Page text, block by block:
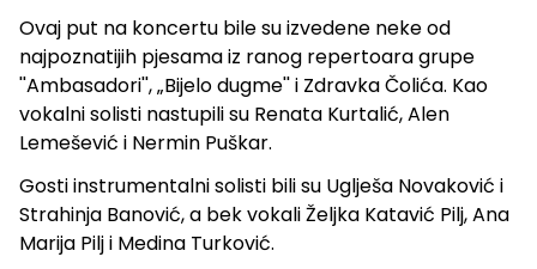
Ovaj put na koncertu bile su izvedene neke od
najpoznatijih pjesama iz ranog repertoara grupe
''Ambasadori'', „Bijelo dugme'' i Zdravka Čolića. Kao
vokalni solisti nastupili su Renata Kurtalić, Alen
Lemešević i Nermin Puškar.
Gosti instrumentalni solisti bili su Uglješa Novaković i
Strahinja Banović, a bek vokali Željka Katavić Pilj, Ana
Marija Pilj i Medina Turković.